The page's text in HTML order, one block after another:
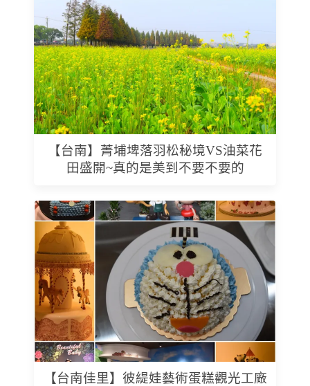
【台南】菁埔埤落羽松秘境VS油菜花
田盛開~真的是美到不要不要的
【台南佳里】彼緹娃藝術蛋糕觀光工廠